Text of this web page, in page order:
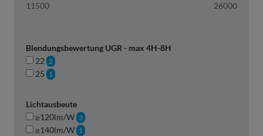
11500 26000
Blendungsbewertung UGR - max 4H-8H
22 2
25 1
Lichtausbeute
≥120lm/W 3
≥140lm/W 1